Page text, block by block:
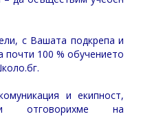
с Вашата подкрепа и
100 % обучението
и екипност,
отговорихме на